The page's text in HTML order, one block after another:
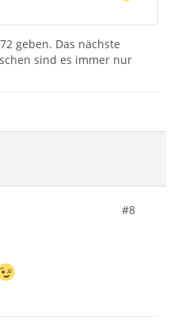
geben. Das nächste
sind es immer nur
#8